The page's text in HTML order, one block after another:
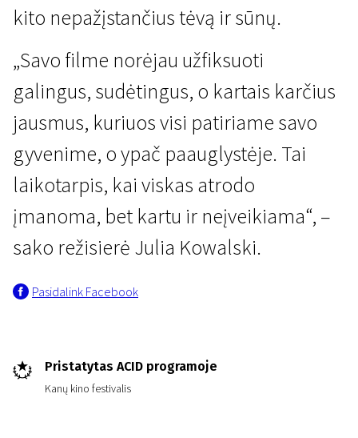
kito nepažįstančius tėvą ir sūnų.
„Savo filme norėjau užfiksuoti
galingus, sudėtingus, o kartais karčius
jausmus, kuriuos visi patiriame savo
gyvenime, o ypač paauglystėje. Tai
laikotarpis, kai viskas atrodo
įmanoma, bet kartu ir neįveikiama“, –
sako režisierė Julia Kowalski.
Pasidalink Facebook
Pristatytas ACID programoje
Kanų kino festivalis